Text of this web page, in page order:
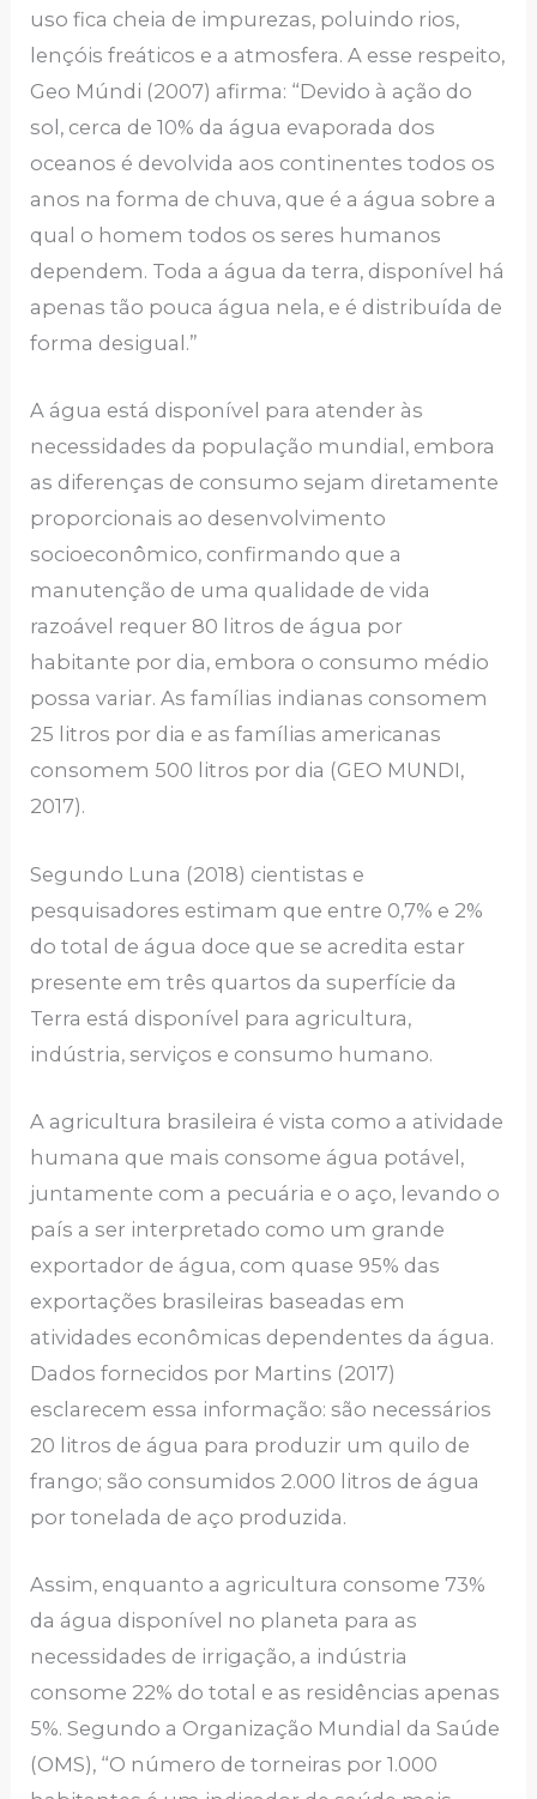
uso fica cheia de impurezas, poluindo rios,
lençóis freáticos e a atmosfera. A esse respeito,
Geo Múndi (2007) afirma: “Devido à ação do
sol, cerca de 10% da água evaporada dos
oceanos é devolvida aos continentes todos os
anos na forma de chuva, que é a água sobre a
qual o homem todos os seres humanos
dependem. Toda a água da terra, disponível há
apenas tão pouca água nela, e é distribuída de
forma desigual.”
A água está disponível para atender às
necessidades da população mundial, embora
as diferenças de consumo sejam diretamente
proporcionais ao desenvolvimento
socioeconômico, confirmando que a
manutenção de uma qualidade de vida
razoável requer 80 litros de água por
habitante por dia, embora o consumo médio
possa variar. As famílias indianas consomem
25 litros por dia e as famílias americanas
consomem 500 litros por dia (GEO MUNDI,
2017).
Segundo Luna (2018) cientistas e
pesquisadores estimam que entre 0,7% e 2%
do total de água doce que se acredita estar
presente em três quartos da superfície da
Terra está disponível para agricultura,
indústria, serviços e consumo humano.
A agricultura brasileira é vista como a atividade
humana que mais consome água potável,
juntamente com a pecuária e o aço, levando o
país a ser interpretado como um grande
exportador de água, com quase 95% das
exportações brasileiras baseadas em
atividades econômicas dependentes da água.
Dados fornecidos por Martins (2017)
esclarecem essa informação: são necessários
20 litros de água para produzir um quilo de
frango; são consumidos 2.000 litros de água
por tonelada de aço produzida.
Assim, enquanto a agricultura consome 73%
da água disponível no planeta para as
necessidades de irrigação, a indústria
consome 22% do total e as residências apenas
5%. Segundo a Organização Mundial da Saúde
(OMS), “O número de torneiras por 1.000